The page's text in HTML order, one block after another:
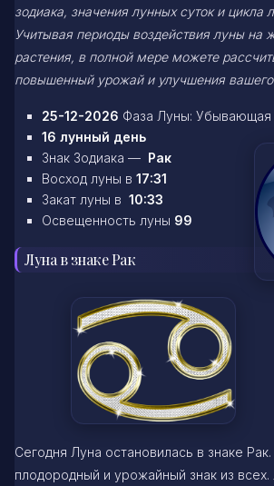
зодиака, значения лунных суток и цикла
Учитывая периоды воздействия луны на
растения, в полной мере можете
повышенный урожай и улучшения
25-12-2026 Фаза Луны: Убывающая
16 лунный день
Знак Зодиака — Рак
Восход луны в 17:31
Закат луны в 10:33
Освещенность луны 99
Луна в знаке Рак
Сегодня Луна остановилась в знаке
плодородный и урожайный знак из